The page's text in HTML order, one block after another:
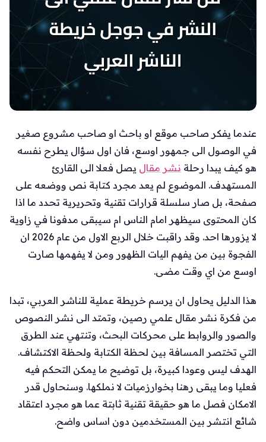
عندما يفكر صاحب موقع او باحث او صاحب مشروع صغير
في الوصول الى جمهور اوسع، فان اول سؤال يطرح نفسه
هو كيف يبدا رحلة نشر مقال يصل فعلا الى القارئ
المستهدف. الموضوع لم يعد مجرد كتابة نص ووضعه على
صفحة، بل صار سلسلة قرارات تقنية وتحريرية تحدد ما اذا
كان المحتوى سيظهر امام الناس ام سيبقى مدفونا في زاوية
لا يزورها احد. وقد راقبت خلال الربع الاول من عام 2026 ان
الفجوة بين من يفهم اليات الظهور ومن لا يفهمها صارت
اوسع من اي وقت مضى.
هذا الدليل يحاول ان يرسم خريطة عملية للناشر العربي، تبدا
من فكرة نشر مقال علمي رصين، وتمتد الى نشر النصوص
والصور والروابط على محركات البحث، وتنتهي عند الطرق
التي تختصر المسافة بين لحظة الكتابة ولحظة الاكتشاف.
الهدف ليس وعودا كبيرة، بل توضيح ما يمكن التحكم فيه
فعليا وما يبقى رهنا بخوارزميات لا نملكها. وسنحاول قدر
الامكان فصل ما هو حقيقة تقنية ثابتة عما هو مجرد اعتقاد
شائع انتشر بين المستخدمين دون اساس واضح.